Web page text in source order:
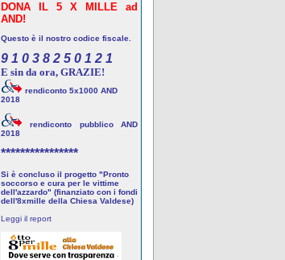
DONA IL 5 X MILLE ad
AND!
Questo è il nostro codice fiscale.
9 1 0 3 8 2 5 0 1 2 1
E sin da ora, GRAZIE!
rendiconto 5x1000 AND
2018
rendiconto pubblico AND
2018
****************
Si è concluso il progetto "Pronto
soccorso e cura per le vittime
dell'azzardo" (finanziato con i fondi
dell'8xmille della Chiesa Valdese)
Leggi il report